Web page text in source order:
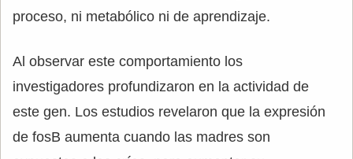
proceso, ni metabólico ni de aprendizaje.
Al observar este comportamiento los
investigadores profundizaron en la actividad de
este gen. Los estudios revelaron que la expresión
de fosB aumenta cuando las madres son